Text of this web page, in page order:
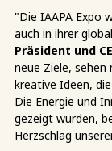
"Die IAAPA Expo
auch in ihrer
Präsident und
neue Ziele,
kreative Ideen,
Die Energie und
gezeigt wurden,
Herzschlag